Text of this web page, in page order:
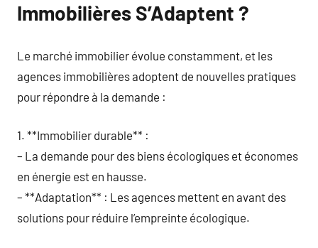
Immobilières S’Adaptent ?
Le marché immobilier évolue constamment, et les
agences immobilières adoptent de nouvelles pratiques
pour répondre à la demande :
1. **Immobilier durable** :
– La demande pour des biens écologiques et économes
en énergie est en hausse.
– **Adaptation** : Les agences mettent en avant des
solutions pour réduire l’empreinte écologique.